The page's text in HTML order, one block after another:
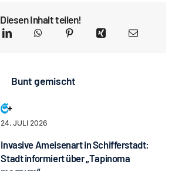
Diesen Inhalt teilen!
Bunt gemischt
24. JULI 2026
Invasive Ameisenart in Schifferstadt:
Stadt informiert über „Tapinoma